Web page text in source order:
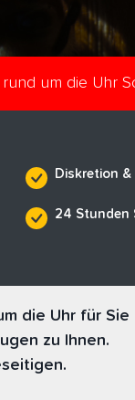
um die Uhr
Diskretion
24 Stunden
die Uhr für Sie
zu Ihnen.